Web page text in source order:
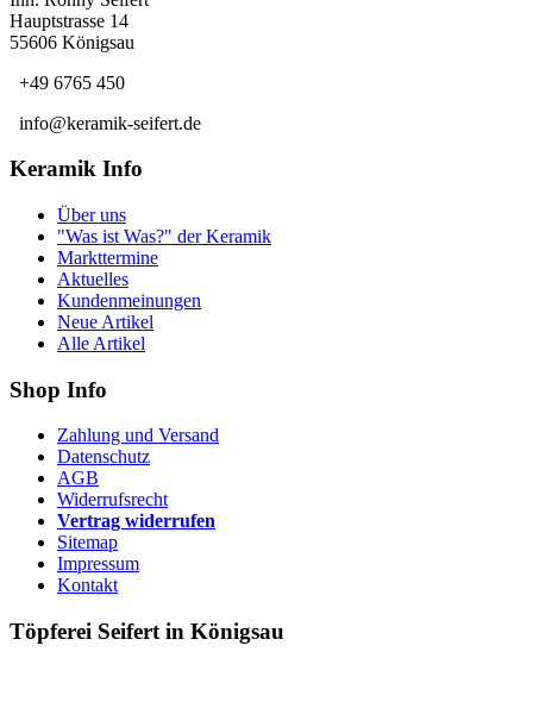
Hauptstrasse 14
55606 Königsau
+49 6765 450
info@keramik-seifert.de
Keramik Info
Über uns
"Was ist Was?" der Keramik
Markttermine
Aktuelles
Kundenmeinungen
Neue Artikel
Alle Artikel
Shop Info
Zahlung und Versand
Datenschutz
AGB
Widerrufsrecht
Vertrag widerrufen
Sitemap
Impressum
Kontakt
Töpferei Seifert in Königsau